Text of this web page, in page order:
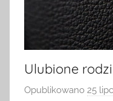
Ulubione
Opublikowano 25